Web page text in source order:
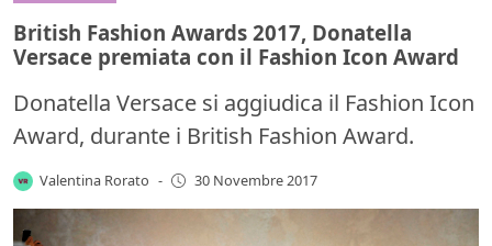
British Fashion Awards 2017, Donatella
Versace premiata con il Fashion Icon Award
Donatella Versace si aggiudica il Fashion Icon
Award, durante i British Fashion Award.
Valentina Rorato - 30 Novembre 2017